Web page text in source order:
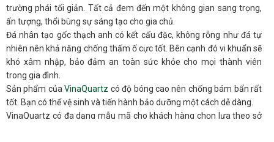
trường phái tối giản. Tất cả đem đến một không gian sang trọng,
ấn tượng, thổi bùng sự sáng tạo cho gia chủ.
Đá nhân tạo gốc thạch anh có kết cấu đặc, không rỗng như đá tự
nhiên nên khả năng chống thấm ố cực tốt. Bên cạnh đó vi khuẩn sẽ
khó xâm nhập, bảo đảm an toàn sức khỏe cho mọi thành viên
trong gia đình.
Sản phẩm củaVinaQuartz có độ bóng cao nên chống bám bẩn rất
tốt. Bạn có thể vệ sinh và tiến hành bảo dưỡng một cách dễ dàng.
VinaQuartz có đa dạng mẫu mã cho khách hàng chọn lựa theo sở